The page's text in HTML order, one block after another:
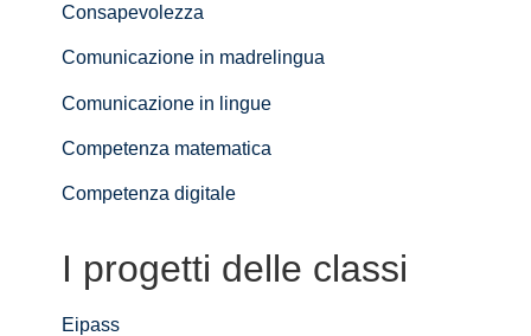
Consapevolezza
Comunicazione in madrelingua
Comunicazione in lingue
Competenza matematica
Competenza digitale
I progetti delle classi
Eipass